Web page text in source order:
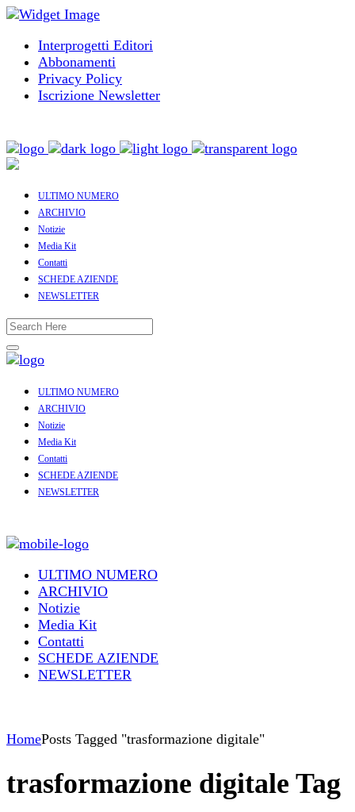
Interprogetti Editori
Abbonamenti
Privacy Policy
Iscrizione Newsletter
ULTIMO NUMERO
ARCHIVIO
Notizie
Media Kit
Contatti
SCHEDE AZIENDE
NEWSLETTER
ULTIMO NUMERO
ARCHIVIO
Notizie
Media Kit
Contatti
SCHEDE AZIENDE
NEWSLETTER
ULTIMO NUMERO
ARCHIVIO
Notizie
Media Kit
Contatti
SCHEDE AZIENDE
NEWSLETTER
HomePosts Tagged "trasformazione digitale"
trasformazione digitale Tag